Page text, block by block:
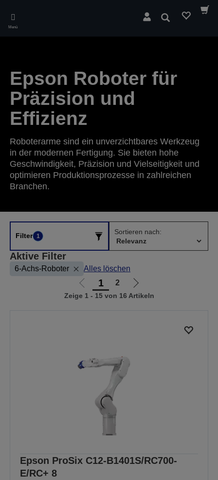
main
Menü
Suchen
Epson Roboter für
Präzision und
Effizienz
Roboterarme sind ein unverzichtbares Werkzeug
in der modernen Fertigung. Sie bieten hohe
Geschwindigkeit, Präzision und Vielseitigkeit und
optimieren Produktionsprozesse in zahlreichen
Branchen.
Filter 1
Sortieren nach:
Aktive Filter
6-Achs-Roboter Alles löschen
Zur
vorherigen
1 2
Zur
nächsten
Zeige 1 - 15 von 16 Artikeln
Epson ProSix C12-B1401S/RC700-
E/RC+ 8